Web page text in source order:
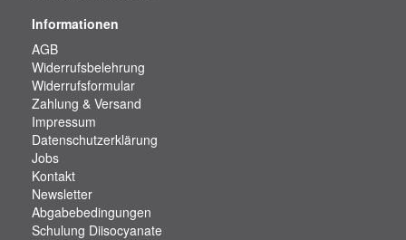
Informationen
AGB
Widerrufsbelehrung
Widerrufsformular
Zahlung & Versand
Impressum
Datenschutzerklärung
Jobs
Kontakt
Newsletter
Abgabebedingungen
Schulung Diisocyanate